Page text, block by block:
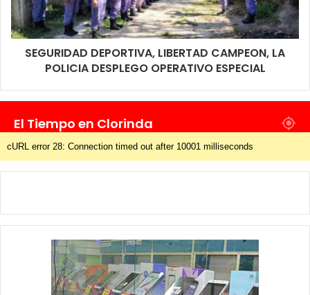
SEGURIDAD DEPORTIVA, LIBERTAD CAMPEON, LA
POLICIA DESPLEGO OPERATIVO ESPECIAL
El Tiempo en Clorinda
cURL error 28: Connection timed out after 10001 milliseconds